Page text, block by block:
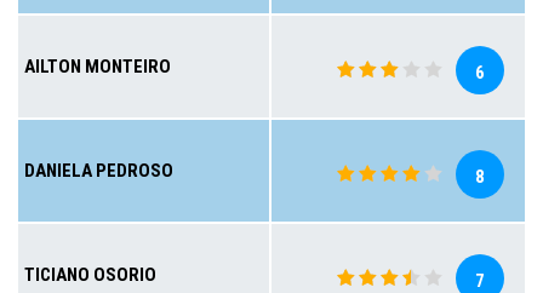
AILTON MONTEIRO 6
DANIELA PEDROSO 8
TICIANO OSORIO 7